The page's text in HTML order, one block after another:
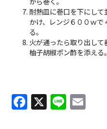
耐熱皿に巻口を下にし
かけ、レンジ６００ｗ
る。
火が通ったら取り出し
柚子胡椒ポン酢を添える。
F
a
X Li
n